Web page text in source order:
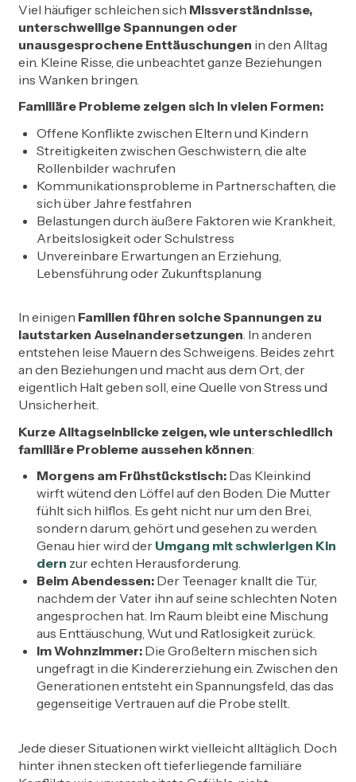
Viel häufiger schleichen sich Missverständnisse,
unterschwellige Spannungen oder
unausgesprochene Enttäuschungen in den Alltag
ein. Kleine Risse, die unbeachtet ganze Beziehungen
ins Wanken bringen.
Familiäre Probleme zeigen sich in vielen Formen:
Offene Konflikte zwischen Eltern und Kindern
Streitigkeiten zwischen Geschwistern, die alte
Rollenbilder wachrufen
Kommunikationsprobleme in Partnerschaften, die
sich über Jahre festfahren
Belastungen durch äußere Faktoren wie Krankheit,
Arbeitslosigkeit oder Schulstress
Unvereinbare Erwartungen an Erziehung,
Lebensführung oder Zukunftsplanung
In einigen Familien führen solche Spannungen zu
lautstarken Auseinandersetzungen. In anderen
entstehen leise Mauern des Schweigens. Beides zehrt
an den Beziehungen und macht aus dem Ort, der
eigentlich Halt geben soll, eine Quelle von Stress und
Unsicherheit.
Kurze Alltagseinblicke zeigen, wie unterschiedlich
familiäre Probleme aussehen können:
Morgens am Frühstückstisch:Das Kleinkind
wirft wütend den Löffel auf den Boden. Die Mutter
fühlt sich hilflos. Es geht nicht nur um den Brei,
sondern darum, gehört und gesehen zu werden.
Genau hier wird der Umgang mit schwierigen Kin
dern zur echten Herausforderung.
Beim Abendessen:Der Teenager knallt die Tür,
nachdem der Vater ihn auf seine schlechten Noten
angesprochen hat. Im Raum bleibt eine Mischung
aus Enttäuschung, Wut und Ratlosigkeit zurück.
Im Wohnzimmer:Die Großeltern mischen sich
ungefragt in die Kindererziehung ein. Zwischen den
Generationen entsteht ein Spannungsfeld, das das
gegenseitige Vertrauen auf die Probe stellt.
Jede dieser Situationen wirkt vielleicht alltäglich. Doch
hinter ihnen stecken oft tieferliegende familiäre